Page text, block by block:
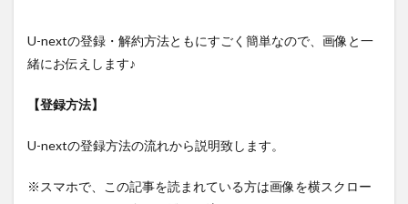
U-nextの登録・解約方法ともにすごく簡単なので、画像と一
緒にお伝えします♪
【登録方法】
U-nextの登録方法の流れから説明致します。
※スマホで、この記事を読まれている方は画像を横スクロー